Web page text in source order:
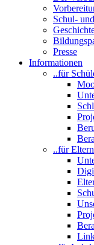
Schul-
Presse
Informationen
..für
..für Eltern